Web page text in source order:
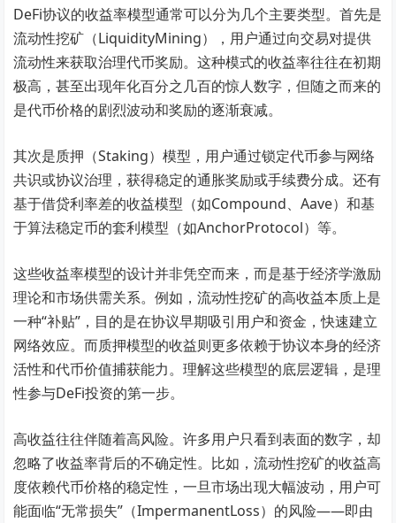
DeFi协议的收益率模型通常可以分为几个主要类型。首先是
流动性挖矿（LiquidityMining），用户通过向交易对提供
流动性来获取治理代币奖励。这种模式的收益率往往在初期
极高，甚至出现年化百分之几百的惊人数字，但随之而来的
是代币价格的剧烈波动和奖励的逐渐衰减。
其次是质押（Staking）模型，用户通过锁定代币参与网络
共识或协议治理，获得稳定的通胀奖励或手续费分成。还有
基于借贷利率差的收益模型（如Compound、Aave）和基
于算法稳定币的套利模型（如AnchorProtocol）等。
这些收益率模型的设计并非凭空而来，而是基于经济学激励
理论和市场供需关系。例如，流动性挖矿的高收益本质上是
一种“补贴”，目的是在协议早期吸引用户和资金，快速建立
网络效应。而质押模型的收益则更多依赖于协议本身的经济
活性和代币价值捕获能力。理解这些模型的底层逻辑，是理
性参与DeFi投资的第一步。
高收益往往伴随着高风险。许多用户只看到表面的数字，却
忽略了收益率背后的不确定性。比如，流动性挖矿的收益高
度依赖代币价格的稳定性，一旦市场出现大幅波动，用户可
能面临“无常损失”（ImpermanentLoss）的风险——即由